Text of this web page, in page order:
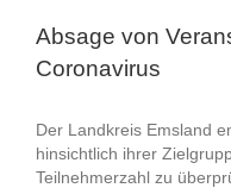
Absage von
Coronavirus
Der Landkreis Emsland
hinsichtlich ihrer
Teilnehmerzahl zu